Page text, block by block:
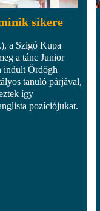
sikere
a Szigó Kupa
a tánc Junior
indult Ördögh
tanuló párjával,
így
pozíciójukat.